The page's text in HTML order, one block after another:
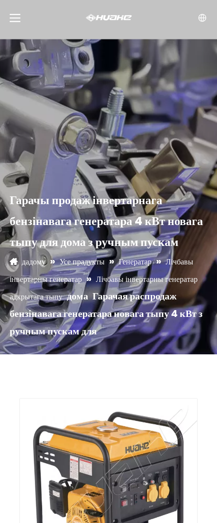
Гарачы продаж інвертарнага
бензінавага генератара 4 кВт новага
тыпу для дома з ручным пускам
дадому » Усе прадукты » Генератар » Лічбавы
інвертарны генератар » Лічбавы інвертарны генератар
адкрытага тыпу дома Гарачая распродаж
бензінавага генератара новага тыпу 4 кВт з
ручным пускам для